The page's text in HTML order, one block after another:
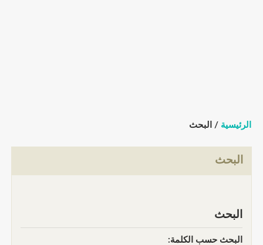
الرئيسية / البحث
البحث
البحث
البحث حسب الكلمة: